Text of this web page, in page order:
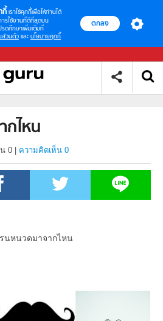
กี้ เราใช้คุกกี้เพื่อให้ท่านได้
รใช้งานที่ดีที่สุดบน
รดศึกษาเพิ่มเติมที่
ส่วนตัว และ นโยบายคุกกี้
ตกลง
กไหน
0 ความคิดเห็น 0